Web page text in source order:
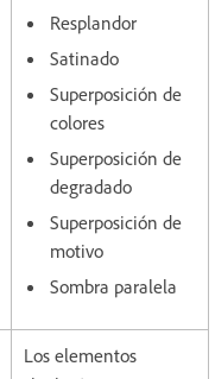
Resplandor
Satinado
Superposición de
colores
Superposición de
degradado
Superposición de
motivo
Sombra paralela
Los elementos